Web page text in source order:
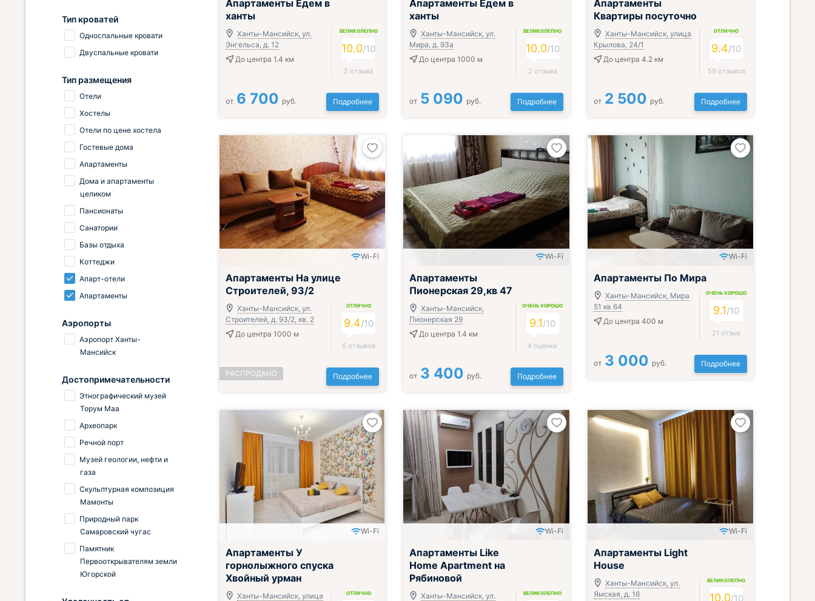
Апартаменты Едем в
ханты
Ханты-Мансийск, ул.
Энгельса, д. 12
До центра 1.4 км
ВЕЛИКОЛЕПНО
10.0/10
2 отзыва
от 6 700 руб. Подробнее
Апартаменты Едем в
ханты
Ханты-Мансийск, ул.
Мира, д. 93а
До центра 1000 м
ВЕЛИКОЛЕПНО
10.0/10
2 отзыва
от 5 090 руб. Подробнее
Апартаменты
Квартиры посуточно
Ханты-Мансийск, улица
Крылова, 24/1
До центра 4.2 км
ОТЛИЧНО
9.4/10
59 отзывов
от 2 500 руб. Подробнее
Wi-Fi
Апартаменты На улице
Строителей, 93/2
Ханты-Мансийск, ул.
Строителей, д. 93/2, кв. 2
До центра 1000 м
ОТЛИЧНО
9.4/10
6 отзывов
РАСПРОДАНО Подробнее
Wi-Fi
Апартаменты
Пионерская 29,кв 47
Ханты-Мансийск,
Пионерская 29
До центра 1.4 км
ОЧЕНЬ ХОРОШО
9.1/10
4 оценки
от 3 400 руб. Подробнее
Wi-Fi
Апартаменты По Мира
Ханты-Мансийск, Мира
51 кв 64
До центра 400 м
ОЧЕНЬ ХОРОШО
9.1/10
21 отзыв
от 3 000 руб. Подробнее
Wi-Fi
Апартаменты У
горнолыжного спуска
Хвойный урман
Ханты-Мансийск, улица ОТЛИЧНО
Wi-Fi
Апартаменты Like
Home Apartment на
Рябиновой
Ханты-Мансийск, ул. ВЕЛИКОЛЕПНО
Wi-Fi
Апартаменты Light
House
Ханты-Мансийск, ул.
Ямская, д. 16
ВЕЛИКОЛЕПНО
10.0/10
Тип кроватей
Односпальные кровати
Двуспальные кровати
Тип размещения
Отели
Хостелы
Отели по цене хостела
Гостевые дома
Апартаменты
Дома и апартаменты
целиком
Пансионаты
Санатории
Базы отдыха
Коттеджи
Апарт-отели
Апартаменты
Аэропорты
Аэропорт Ханты-
Мансийск
Достопримечательности
Этнографический музей
Торум Маа
Археопарк
Речной порт
Музей геологии, нефти и
газа
Скульптурная композиция
Мамонты
Природный парк
Самаровский чугас
Памятник
Первооткрывателям земли
Югорской